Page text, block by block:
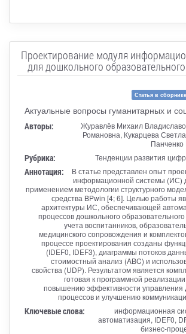
Проектирование модуля
для дошкольного
Статья в
Актуальные вопросы гуманитарных и
Авторы:
Журавлёв Михаил
Романовна, Кукарцева
Рубрика: Тенденции развития
Аннотация:
В статье представлен опыт
информационной системы (ИС)
применением методологии структурного
средства BPwin [4; 6]. Целью работы
архитектуры ИС, обеспечивающей
процессов дошкольного
учета воспитанников,
медицинского сопровождения и
процессе проектирования созданы
(IDEF0, IDEF3), диаграммы потоков
стоимостный анализ (ABC) и
свойства (UDP). Результатом является
готовая к программной
повышению эффективности управления
процессов и улучшению
Ключевые слова:
информационная
автоматизация, IDEF0,
бизнес-